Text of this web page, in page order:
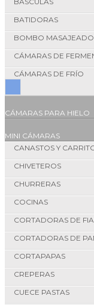
BATIDORAS
BOMBO
CÁMARAS DE
CÁMARAS DE FRÍO
CÁMARAS PARA HIELO
MINI CÁMARAS
CANASTOS Y
CHIVETEROS
CHURRERAS
COCINAS
CORTADORAS DE
CORTADORAS DE
CORTAPAPAS
CREPERAS
CUECE PASTAS